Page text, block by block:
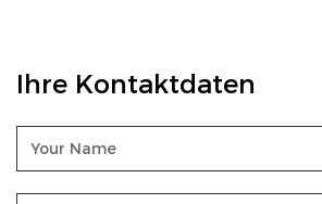
Funktionalität bringt Ihr
die nächste Ebene. Verbinden Sie
Ferne, jederzeit und überall, ganz
Ihre Kontaktdaten